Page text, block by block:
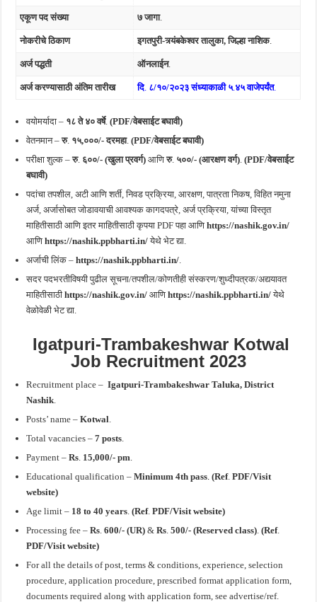
एकूण पद संख्या ७ जागा.
नोकरीचे ठिकाण इगतपुरी-त्र्यंबकेश्वर तालुका, जिल्हा नाशिक.
अर्ज पद्धती ऑनलाईन.
अर्ज करण्यासाठी अंतिम तारीख दि. ८/१०/२०२३ संध्याकाळी ५.४५ वाजेपर्यंत.
वयोमर्यादा – १८ ते ४० वर्षे.(PDF/वेबसाईट बघावी)
वेतनमान –रु. १५,०००/- दरमहा.(PDF/वेबसाईट बघावी)
परीक्षा शुल्क –रु. ६००/- (खुला प्रवर्ग) आणिरु. ५००/- (आरक्षण वर्ग) .(PDF/वेबसाईट
बघावी)
पदांचा तपशील, अटी आणि शर्ती, निवड प्रक्रिया, आरक्षण, पात्रता निकष, विहित नमुना
अर्ज, अर्जासोबत जोडावयाची आवश्यक कागदपत्रे, अर्ज प्रक्रिया, यांच्या विस्तृत
माहितीसाठी आणि इतर माहितीसाठी कृपया PDF पहा आणिhttps://nashik.gov.in/
आणिhttps://nashik.ppbharti.in/येथे भेट द्या.
अर्जाची लिंक – https://nashik.ppbharti.in/
सदर पदभरतीविषयी पुढील सूचना/तपशील/कोणतीही संस्करण/शुध्दीपत्रक/अद्ययावत
माहितीसाठीhttps://nashik.gov.in/ आणिhttps://nashik.ppbharti.in/ येथे
वेळोवेळी भेट द्या.
Igatpuri-Trambakeshwar Kotwal
Job Recruitment 2023
Recruitment place – Igatpuri-Trambakeshwar Taluka,District
Nashik
Posts’ name –Kotwal
Total vacancies –7 posts
Payment –Rs 15,000/- pm
Educational qualification –Minimum 4th pass .(Ref.PDF/Visit
website)
Age limit – 18 to 40 years .(Ref.PDF/Visit website)
Processing fee –Rs .600/- (UR) &Rs .500/- (Reserved class) .(Ref.
PDF/Visit website)
For all the details of post, terms & conditions, experience, selection
procedure, application procedure, prescribed format application form,
documents required along with application form, see advertise/ref.